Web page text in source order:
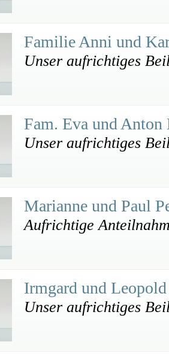
Familie Anni und
Unser aufrichtiges
Fam. Eva und
Unser aufrichtiges
Marianne und Paul
Aufrichtige
Irmgard und
Unser aufrichtiges